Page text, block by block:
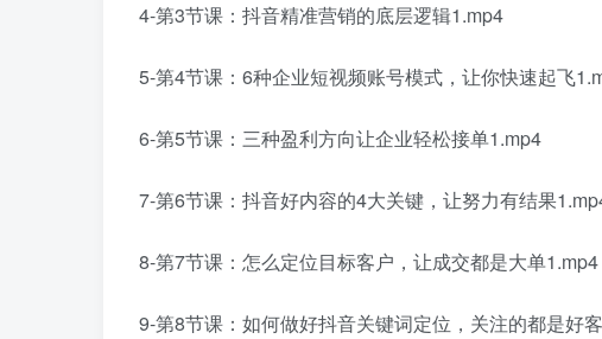
4-第3节课：抖音精准营销的底层逻辑1.mp4
5-第4节课：6种企业短视频账号模式，让你快速起飞
6-第5节课：三种盈利方向让企业轻松接单1.mp4
7-第6节课：抖音好内容的4大关键，让努力有结果
8-第7节课：怎么定位目标客户，让成交都是大单1.mp4
9-第8节课：如何做好抖音关键词定位，关注的都是好